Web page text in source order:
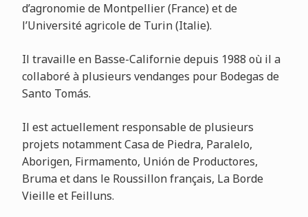
d’agronomie de Montpellier (France) et de
l’Université agricole de Turin (Italie).
Il travaille en Basse-Californie depuis 1988 où il a
collaboré à plusieurs vendanges pour Bodegas de
Santo Tomás.
Il est actuellement responsable de plusieurs
projets notamment Casa de Piedra, Paralelo,
Aborigen, Firmamento, Unión de Productores,
Bruma et dans le Roussillon français, La Borde
Vieille et Feilluns.